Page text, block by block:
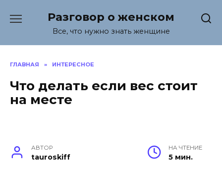
содержанию
Разговор о женском
Все, что нужно знать женщине
ГЛАВНАЯ » ИНТЕРЕСНОЕ
Что делать если вес стоит
на месте
АВТОР
tauroskiff
НА ЧТЕНИЕ
5 мин.